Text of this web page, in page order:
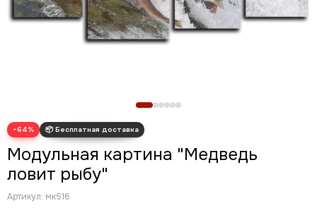
Олени
Новогодние картины
−64%
Модульная картина "Медведь
ловит рыбу"
Артикул: мк516